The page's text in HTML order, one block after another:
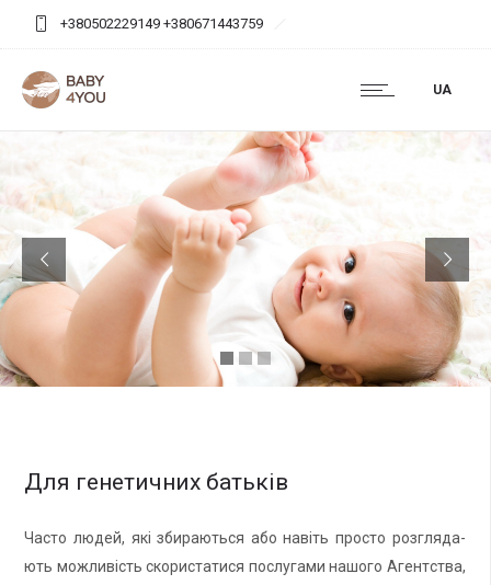
+380502229149 +380671443759
baby4you.agency@gmail.com
UA
Для генетичних батьків
Часто людей, які зби­ра­ють­ся або навіть про­сто роз­гля­да­
ють мож­ливість ско­ри­ста­ти­ся по­слу­га­ми на­шо­го Агент­ства,